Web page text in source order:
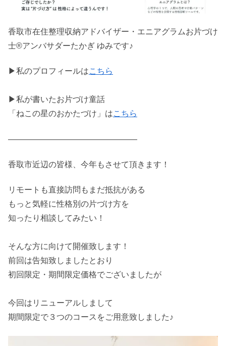
香取市在住整理収納アドバイザー・エニアグラムお片づけ
士®アンバサダーたかぎ ゆみです♪
▶私のプロフィールはこちら
▶私が書いたお片づけ童話
「ねこの星のおかたづけ」はこちら
————————————————
香取市近辺の皆様、今年もさせて頂きます！
リモートも直接訪問もまだ抵抗がある
もっと気軽に性格別の片づけ方を
知ったり相談してみたい！
そんな方に向けて開催致します！
前回は告知致しましたとおり
初回限定・期間限定価格でございましたが
今回はリニューアルしまして
期間限定で３つのコースをご用意致しました♪